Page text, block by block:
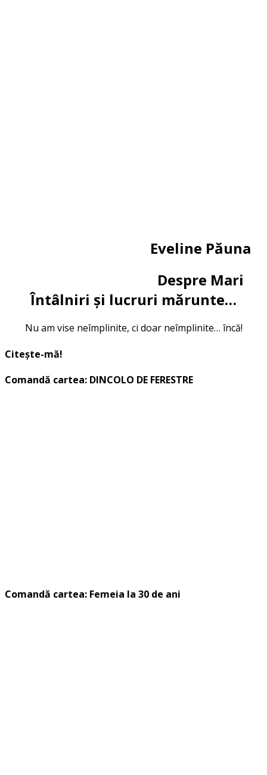
Eveline Păuna
Despre Mari
Întâlniri și lucruri mărunte…
Nu am vise neîmplinite, ci doar neîmplinite… încă!
Citește-mă!
Comandă cartea: DINCOLO DE FERESTRE
Comandă cartea: Femeia la 30 de ani